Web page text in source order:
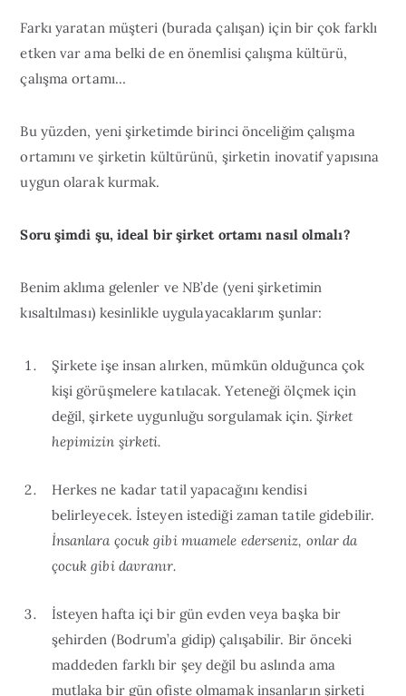
Farkı yaratan müşteri (burada çalışan) için bir çok farklı
etken var ama belki de en önemlisi çalışma kültürü,
çalışma ortamı…
Bu yüzden, yeni şirketimde birinci önceliğim çalışma
ortamını ve şirketin kültürünü, şirketin inovatif yapısına
uygun olarak kurmak.
Soru şimdi şu, ideal bir şirket ortamı nasıl olmalı?
Benim aklıma gelenler ve NB’de (yeni şirketimin
kısaltılması) kesinlikle uygulayacaklarım şunlar:
Şirkete işe insan alırken, mümkün olduğunca çok
kişi görüşmelere katılacak. Yeteneği ölçmek için
değil, şirkete uygunluğu sorgulamak için. Şirket
hepimizin şirketi.
Herkes ne kadar tatil yapacağını kendisi
belirleyecek. İsteyen istediği zaman tatile gidebilir.
İnsanlara çocuk gibi muamele ederseniz, onlar da
çocuk gibi davranır.
İsteyen hafta içi bir gün evden veya başka bir
şehirden (Bodrum’a gidip) çalışabilir. Bir önceki
maddeden farklı bir şey değil bu aslında ama
mutlaka bir gün ofiste olmamak insanların şirketi